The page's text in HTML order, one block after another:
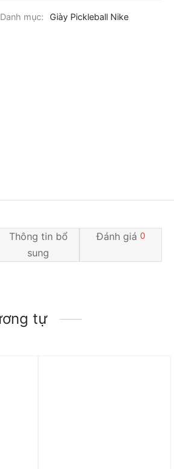
Danh mục:
Giày Pickleball Nike
Thông tin bổ
sung
Đánh giá 0
tự